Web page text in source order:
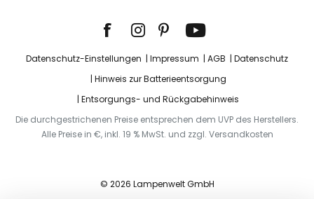
Datenschutz-Einstellungen Impressum AGB
Datenschutz
Hinweis zur Batterieentsorgung
Entsorgungs- und Rückgabehinweis
Die durchgestrichenen Preise entsprechen dem UVP des Herstellers.
Alle Preise in €, inkl. 19 % MwSt. und zzgl. Versandkosten
© 2026 Lampenwelt GmbH